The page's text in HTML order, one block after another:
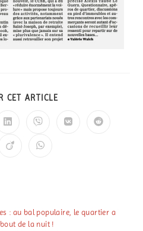
CET ARTICLE
: au bal populaire, le quartier a
de la nuit !